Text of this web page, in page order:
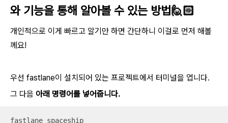
와 기능을 통해 알아볼 수 있는 방법🙋🏻
개인적으로 이게 빠르고 알기만 하면 간단하니 이걸로 먼저 해볼
께요!
우선 fastlane이 설치되어 있는 프로젝트에서 터미널을 엽니다.
그 다음 아래 명령어를 넣어줍니다.
fastlane spaceship